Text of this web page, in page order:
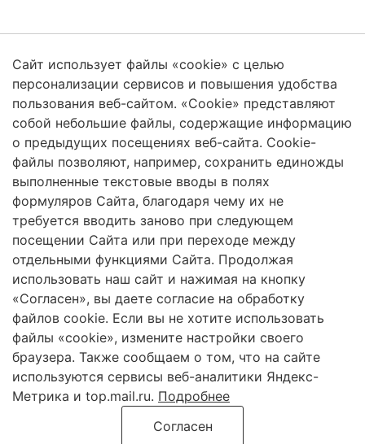
Защита персональных данных
2026 Трансформация экосистем
Череповецкий Государственный Университет
ISSN 2619-0931 Online
Контент доступен под лицензиейCreative Commons Attribution 4.0
License
Сетевое издание «Трансформация экосистем» / «Ecosystem
transformation» зарегистрировано Федеральной службой по надзору в
сфере связи, информационных технологий и массовых коммуникаций
(Роскомнадзор) 21 марта 2023 г. Регистрационный номер ЭЛ № ФС
77-84977.
Сайт использует файлы «cookie» с целью
персонализации сервисов и повышения удобства
пользования веб-сайтом. «Cookie» представляют
собой небольшие файлы, содержащие информацию
о предыдущих посещениях веб-сайта. Cookie-
файлы позволяют, например, сохранить единожды
выполненные текстовые вводы в полях
формуляров Сайта, благодаря чему их не
требуется вводить заново при следующем
посещении Сайта или при переходе между
отдельными функциями Сайта. Продолжая
использовать наш сайт и нажимая на кнопку
«Согласен», вы даете согласие на обработку
файлов cookie. Если вы не хотите использовать
файлы «cookie», измените настройки своего
браузера. Также сообщаем о том, что на сайте
используются сервисы веб-аналитики Яндекс-
Метрика и top.mail.ru. Подробнее
Согласен